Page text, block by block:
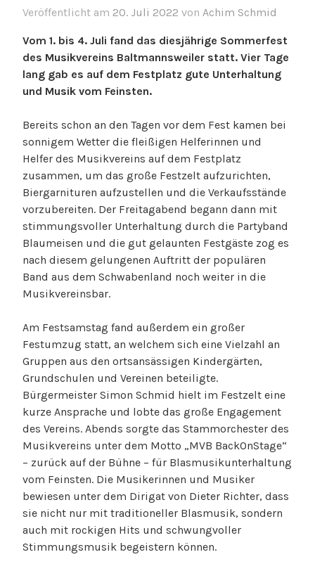
Veröffentlicht am 20. Juli 2022 von Achim Schmid
Vom 1. bis 4. Juli fand das diesjährige Sommerfest
des Musikvereins Baltmannsweiler statt. Vier Tage
lang gab es auf dem Festplatz gute Unterhaltung
und Musik vom Feinsten.
Bereits schon an den Tagen vor dem Fest kamen bei
sonnigem Wetter die fleißigen Helferinnen und
Helfer des Musikvereins auf dem Festplatz
zusammen, um das große Festzelt aufzurichten,
Biergarnituren aufzustellen und die Verkaufsstände
vorzubereiten. Der Freitagabend begann dann mit
stimmungsvoller Unterhaltung durch die Partyband
Blaumeisen und die gut gelaunten Festgäste zog es
nach diesem gelungenen Auftritt der populären
Band aus dem Schwabenland noch weiter in die
Musikvereinsbar.
Am Festsamstag fand außerdem ein großer
Festumzug statt, an welchem sich eine Vielzahl an
Gruppen aus den ortsansässigen Kindergärten,
Grundschulen und Vereinen beteiligte.
Bürgermeister Simon Schmid hielt im Festzelt eine
kurze Ansprache und lobte das große Engagement
des Vereins. Abends sorgte das Stammorchester des
Musikvereins unter dem Motto „MVB BackOnStage“
– zurück auf der Bühne – für Blasmusikunterhaltung
vom Feinsten. Die Musikerinnen und Musiker
bewiesen unter dem Dirigat von Dieter Richter, dass
sie nicht nur mit traditioneller Blasmusik, sondern
auch mit rockigen Hits und schwungvoller
Stimmungsmusik begeistern können.